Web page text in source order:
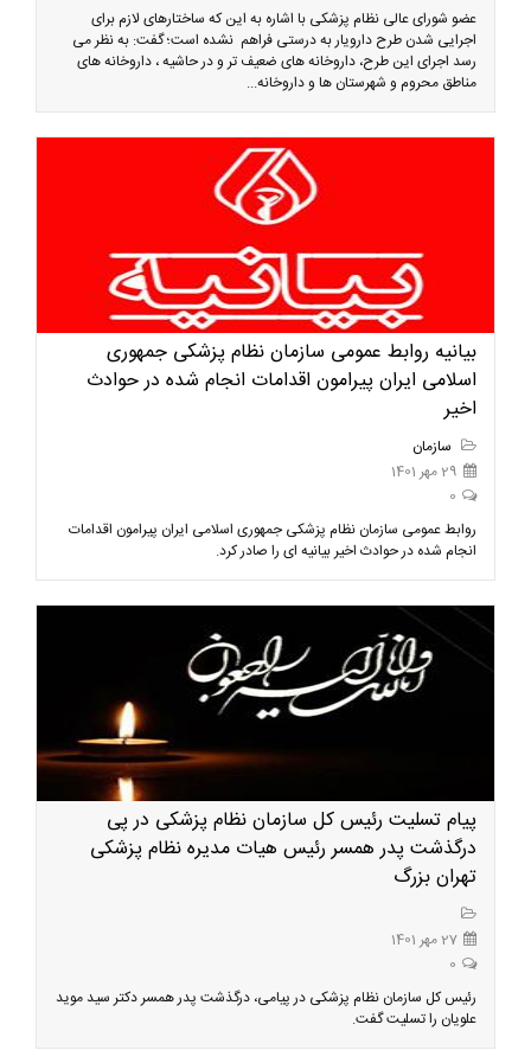
عضو شورای عالی نظام پزشکی با اشاره به این که ساختارهای لازم برای
اجرایی شدن طرح دارویار به درستی فراهم نشده است؛ گفت: به نظر می
رسد اجرای این طرح، داروخانه های ضعیف تر و در حاشیه ، داروخانه های
مناطق محروم و شهرستان ها و داروخانه...
بیانیه روابط عمومی سازمان نظام پزشکی جمهوری
اسلامی ایران پیرامون اقدامات انجام شده در حوادث
اخیر
سازمان
29 مهر 1401
0
روابط عمومی سازمان نظام پزشکی جمهوری اسلامی ایران پیرامون اقدامات
انجام شده در حوادث اخیر بیانیه ای را صادر کرد.
پیام تسلیت رئیس کل سازمان نظام پزشکی در پی
درگذشت پدر همسر رئیس هیات مدیره نظام پزشکی
تهران بزرگ
27 مهر 1401
0
رئیس کل سازمان نظام پزشکی در پیامی، درگذشت پدر همسر دکتر سید موید
علویان را تسلیت گفت.